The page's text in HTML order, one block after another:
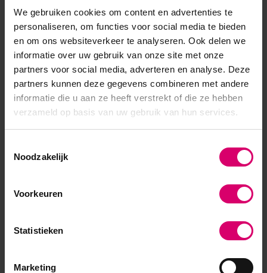
We gebruiken cookies om content en advertenties te
personaliseren, om functies voor social media te bieden
en om ons websiteverkeer te analyseren. Ook delen we
informatie over uw gebruik van onze site met onze
partners voor social media, adverteren en analyse. Deze
partners kunnen deze gegevens combineren met andere
informatie die u aan ze heeft verstrekt of die ze hebben
verzameld op basis van uw gebruik van hun services.
Noodzakelijk
Voorkeuren
Statistieken
Marketing
5/5 gebaseerd op 1 reviews
5/5
Gepost door: FDop 14 April 2026
mooie kleur